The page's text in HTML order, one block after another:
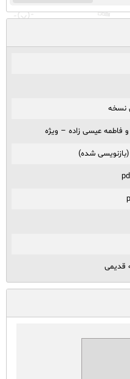
نسخه
فاطمه عیسی زاده – ویژه
(بازنویسی شده)
قدیمی